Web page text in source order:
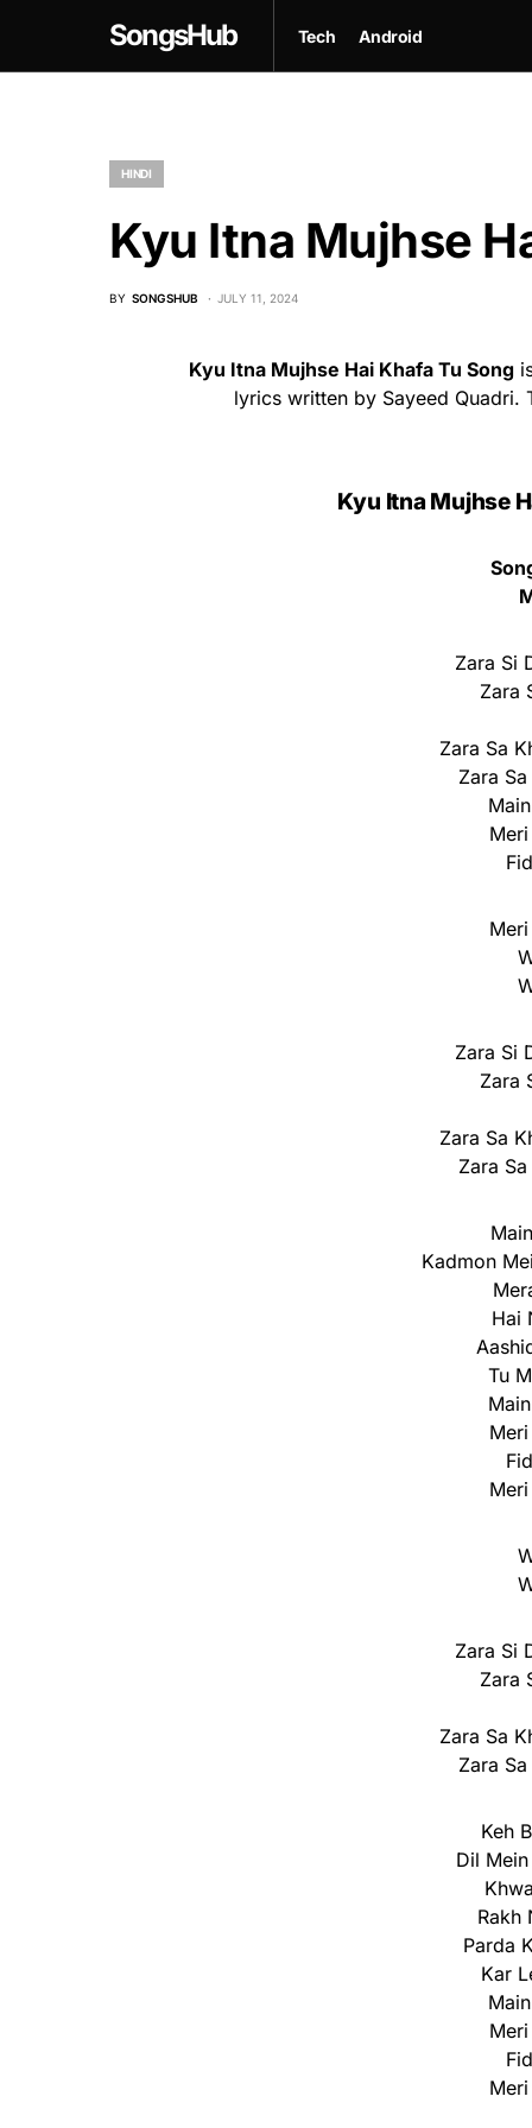
SongsHub Tech Android
HINDI
Kyu Itna Mujhse
BY SONGSHUB JULY 11, 2024
Kyu Itna Mujhse Hai Khafa Tu Song
lyrics written by Sayeed Quadri.
Kyu Itna Mujhse
Zara Si
Zara
Zara Sa
Zara
Zara Si
Zara
Zara Sa
Zara
Kadmon
Hai
Tu
Zara Si
Zara
Zara Sa
Zara
Keh
Dil
Rakh
Parda
Kar